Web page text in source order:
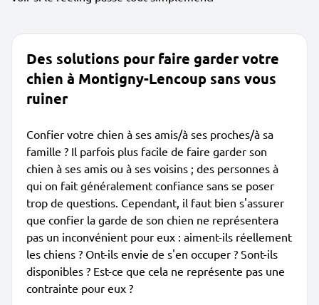
Des solutions pour faire garder votre
chien à Montigny-Lencoup sans vous
ruiner
Confier votre chien à ses amis/à ses proches/à sa
famille ? Il parfois plus facile de faire garder son
chien à ses amis ou à ses voisins ; des personnes à
qui on fait généralement confiance sans se poser
trop de questions. Cependant, il faut bien s'assurer
que confier la garde de son chien ne représentera
pas un inconvénient pour eux : aiment-ils réellement
les chiens ? Ont-ils envie de s'en occuper ? Sont-ils
disponibles ? Est-ce que cela ne représente pas une
contrainte pour eux ?